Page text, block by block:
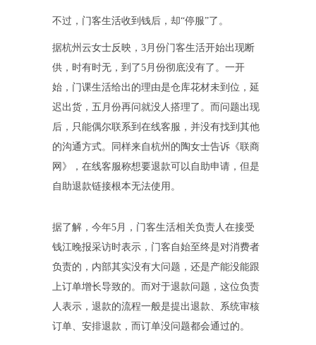
不过，门客生活收到钱后，却“停服”了。
据杭州云女士反映，3月份门客生活开始出现断
供，时有时无，到了5月份彻底没有了。一开
始，门课生活给出的理由是仓库花材未到位，延
迟出货，五月份再问就没人搭理了。而问题出现
后，只能偶尔联系到在线客服，并没有找到其他
的沟通方式。同样来自杭州的陶女士告诉《联商
网》，在线客服称想要退款可以自助申请，但是
自助退款链接根本无法使用。
据了解，今年5月，门客生活相关负责人在接受
钱江晚报采访时表示，门客自始至终是对消费者
负责的，内部其实没有大问题，还是产能没能跟
上订单增长导致的。而对于退款问题，这位负责
人表示，退款的流程一般是提出退款、系统审核
订单、安排退款，而订单没问题都会通过的。